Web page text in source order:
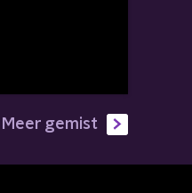
Meer gemist